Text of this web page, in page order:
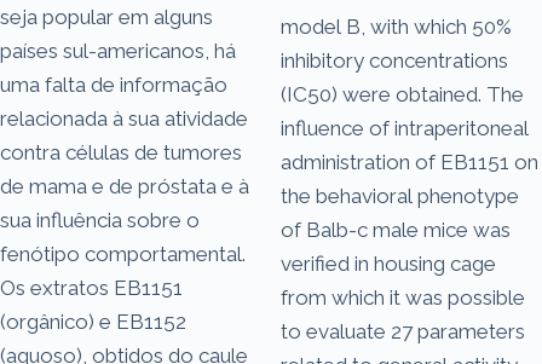
seja popular em alguns
países sul-americanos, há
uma falta de informação
relacionada à sua atividade
contra células de tumores
de mama e de próstata e à
sua influência sobre o
fenótipo comportamental.
Os extratos EB1151
(orgânico) e EB1152
(aquoso), obtidos do caule
model B, with which 50%
inhibitory concentrations
(IC50) were obtained. The
influence of intraperitoneal
administration of EB1151 on
the behavioral phenotype
of Balb-c male mice was
verified in housing cage
from which it was possible
to evaluate 27 parameters